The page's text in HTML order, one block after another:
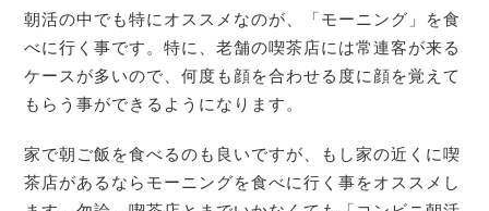
朝活の中でも特にオススメなのが、「モーニング」を食
べに行く事です。特に、老舗の喫茶店には常連客が来る
ケースが多いので、何度も顔を合わせる度に顔を覚えて
もらう事ができるようになります。
家で朝ご飯を食べるのも良いですが、もし家の近くに喫
茶店があるならモーニングを食べに行く事をオススメし